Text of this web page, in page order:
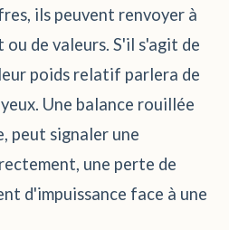
ils peuvent renvoyer à
de valeurs. S'il s'agit de
poids relatif parlera de
Une balance rouillée
peut signaler une
une perte de
d'impuissance face à une